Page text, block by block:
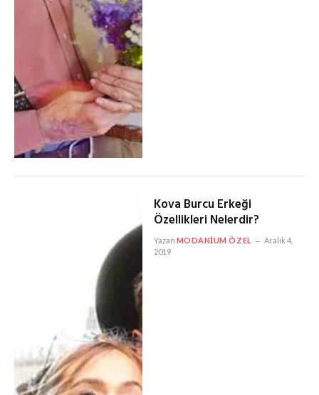
Kova Burcu Erkeği
Özellikleri Nelerdir?
Yazan MODANIUM ÖZEL
Aralık 4,
2019